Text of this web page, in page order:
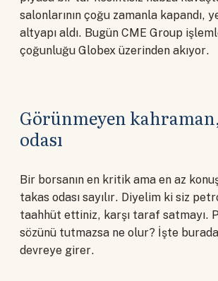
salonlarının çoğu zamanla kapandı,
altyapı aldı. Bugün CME Group
çoğunluğu Globex üzerinden akıyor.
Görünmeyen
odası
Bir borsanın en kritik ama en az
takas odası sayılır. Diyelim ki siz
taahhüt ettiniz, karşı taraf satmayı.
sözünü tutmazsa ne olur? İşte
devreye girer.